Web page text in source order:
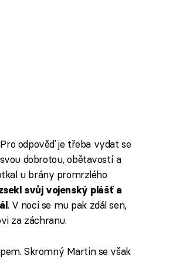
odpověď je třeba vydat se
dobrotou, obětavostí a
u brány promrzlého
svůj vojenský plášť a
. V noci se mu pak zdál sen,
za záchranu.
Skromný Martin se však